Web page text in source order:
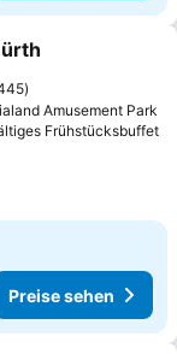
hinzufügen
Amusement Park
Frühstücksbuffet
Preise sehen